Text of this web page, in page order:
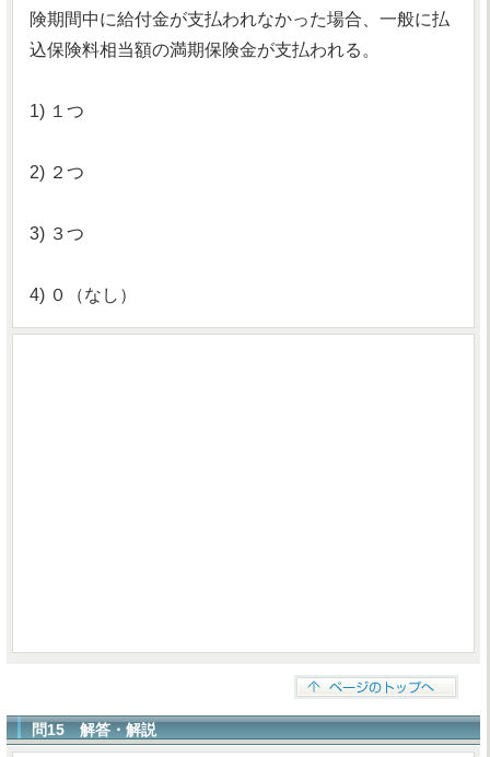
険期間中に給付金が支払われなかった場合、一般に払
込保険料相当額の満期保険金が支払われる。
1) １つ
2) ２つ
3) ３つ
4) ０（なし）
問15 解答・解説